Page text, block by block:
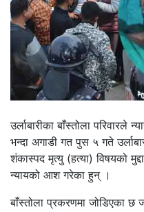
उर्लाबारीका बाँस्तोला
भन्दा अगाडी गत पुस ५ गते
शंकास्पद मृत्यु (हत्या) विषयको
न्यायको आश गरेका हुन् ।
बाँस्तोला प्रकरणमा जोडिएका छ